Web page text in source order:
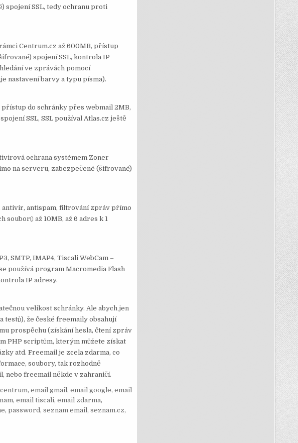
spojení SSL, tedy ochranu proti
Centrum.cz až 600MB, přístup
spojení SSL, kontrola IP
ve zprávách pomocí
nastavení barvy a typu písma).
přístup do schránky přes webmail 2MB,
SSL, SSL používal Atlas.cz ještě
ochrana systémem Zoner
na serveru, zabezpečené (šifrované)
antivir, antispam, filtrování zpráv přímo
souborů až 10MB, až 6 adres k 1
SMTP, IMAP4, Tiscali WebCam –
používá program Macromedia Flash
IP adresy.
velikost schránky. Ale abych jen
testů), že české freemaily obsahují
prospěchu (získání hesla, čtení zpráv
PHP scriptům, kterým můžete získat
atd. Freemail je zcela zdarma, co
soubory, tak rozhodně
nebo freemail někde v zahraničí.
, email gmail, email google, email
, email tiscali, email zdarma,
, password, seznam email, seznam.cz,